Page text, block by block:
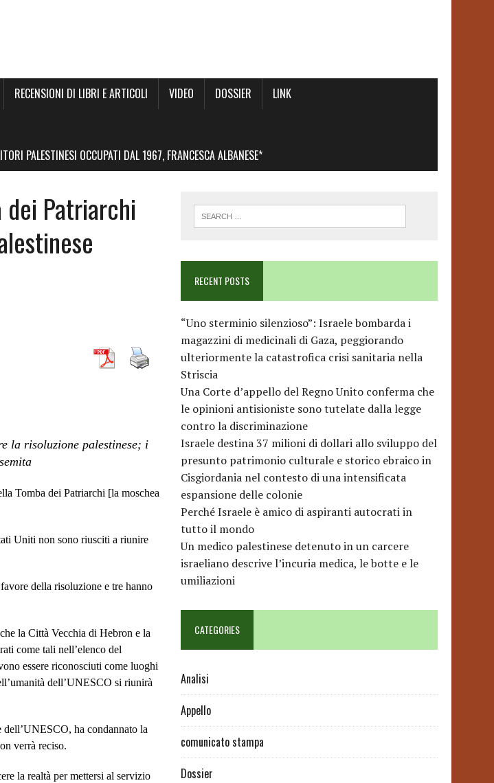
RECENSIONI DI LIBRI E ARTICOLI VIDEO DOSSIER
LINK
PALESTINESI OCCUPATI DAL 1967, FRANCESCA ALBANESE*
dei Patriarchi
la risoluzione palestinese; i
Tomba dei Patriarchi [la moschea
Uniti non sono riusciti a riunire
della risoluzione e tre hanno
la Città Vecchia di Hebron e la
come tali nell’elenco del
essere riconosciuti come luoghi
dell’UNESCO si riunirà
ha condannato la
verrà reciso.
la realtà per mettersi al servizio
RECENT POSTS
“Uno sterminio silenzioso”: Israele bombarda i
magazzini di medicinali di Gaza, peggiorando
ulteriormente la catastrofica crisi sanitaria nella
Striscia
Una Corte d’appello del Regno Unito conferma che
le opinioni antisioniste sono tutelate dalla legge
contro la discriminazione
Israele destina 37 milioni di dollari allo sviluppo del
presunto patrimonio culturale e storico ebraico in
Cisgiordania nel contesto di una intensificata
espansione delle colonie
Perché Israele è amico di aspiranti autocrati in
tutto il mondo
Un medico palestinese detenuto in un carcere
israeliano descrive l’incuria medica, le botte e le
umiliazioni
CATEGORIES
Analisi
Appello
comunicato stampa
Dossier